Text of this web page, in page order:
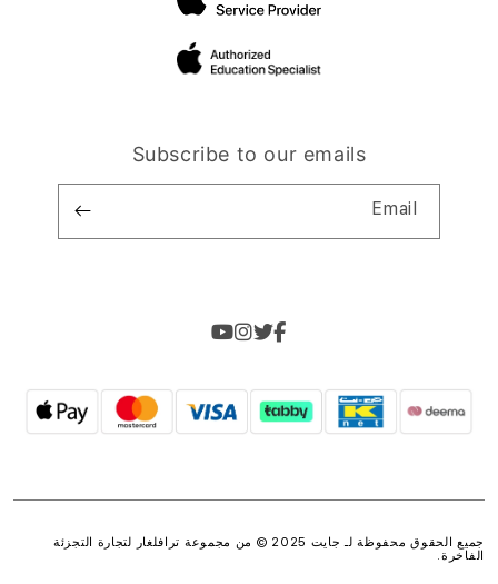
Subscribe to our emails
Email
جميع الحقوق محفوظة لـ جايت 2025 © من مجموعة
ترافلغار لتجارة التجزئة
الفاخرة.